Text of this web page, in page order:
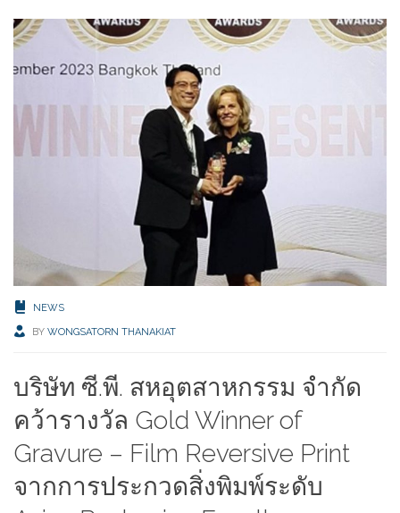
NEWS
BY WONGSATORN THANAKIAT
บริษัท ซี.พี. สหอุตสาหกรรม จำกัด
คว้ารางวัล Gold Winner of
Gravure – Film Reversive Print
จากการประกวดสิ่งพิมพ์ระดับ